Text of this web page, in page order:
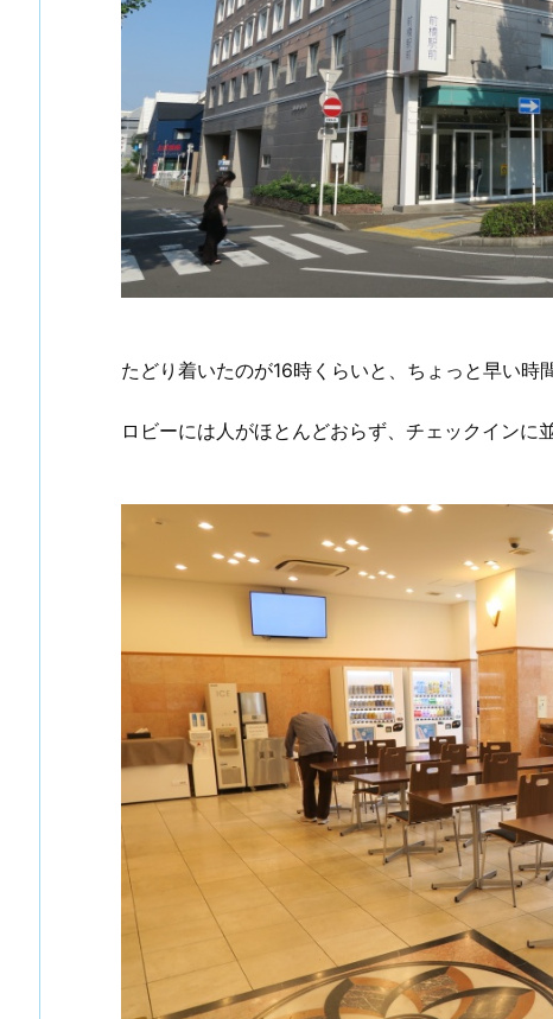
たどり着いたのが16時くらいと、ちょっと早い時
ロビーには人がほとんどおらず、チェックインに